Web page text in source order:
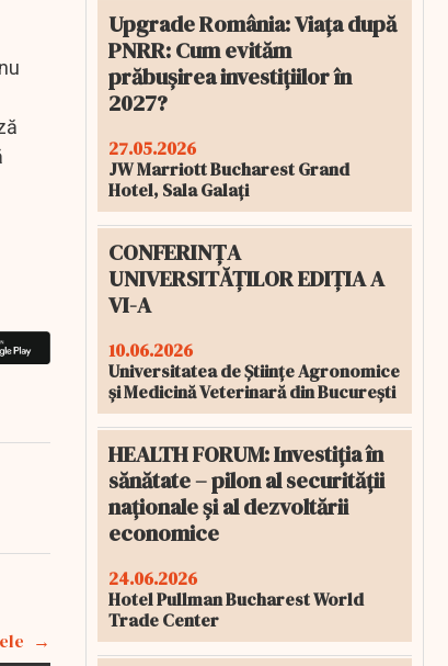
Upgrade România: Viața după
PNRR: Cum evităm
prăbușirea investițiilor în
2027?
27.05.2026
JW Marriott Bucharest Grand
Hotel, Sala Galați
CONFERINȚA
UNIVERSITĂȚILOR EDIȚIA A
VI-A
10.06.2026
Universitatea de Științe Agronomice
și Medicină Veterinară din București
HEALTH FORUM: Investiția în
sănătate – pilon al securității
naționale și al dezvoltării
economice
24.06.2026
Hotel Pullman Bucharest World
Trade Center